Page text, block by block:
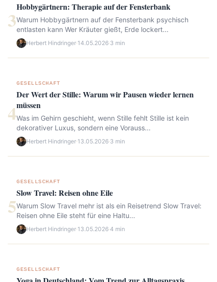
3
Hobbygärtnern: Therapie auf der Fensterbank
Warum Hobbygärtnern auf der Fensterbank psychisch
entlasten kann Wer Kräuter gießt, Erde lockert...
Herbert Hindringer·14.05.2026·3 min
4
GESELLSCHAFT
Der Wert der Stille: Warum wir Pausen wieder lernen
müssen
Was im Gehirn geschieht, wenn Stille fehlt Stille ist kein
dekorativer Luxus, sondern eine Vorauss...
Herbert Hindringer·13.05.2026·3 min
5
GESELLSCHAFT
Slow Travel: Reisen ohne Eile
Warum Slow Travel mehr ist als ein Reisetrend Slow Travel:
Reisen ohne Eile steht für eine Haltu...
Herbert Hindringer·13.05.2026·4 min
GESELLSCHAFT